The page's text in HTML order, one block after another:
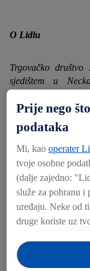
O Lidlu
Trgovačko
sjedištem u
trenutačno ima
distributivnih
382.400 ljudi.
Kao diskontna
cijene i kvalitete
procese određuju
logističko
Učinkovitost,
Lidlove
oblikuju Lidlove
Prije nego
podataka
Mi, kao operater
tvoje osobne
(dalje zajedno: "
služe za pohranu i
uređaju. Neke od
druge koriste uz
usluga. Ako si
ponašanju pri